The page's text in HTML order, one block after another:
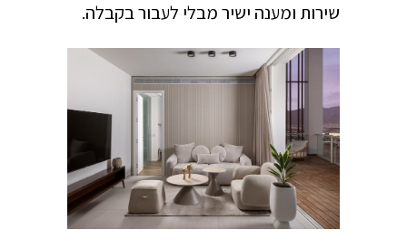
שירות ומענה ישיר מבלי לעבור בקבלה.